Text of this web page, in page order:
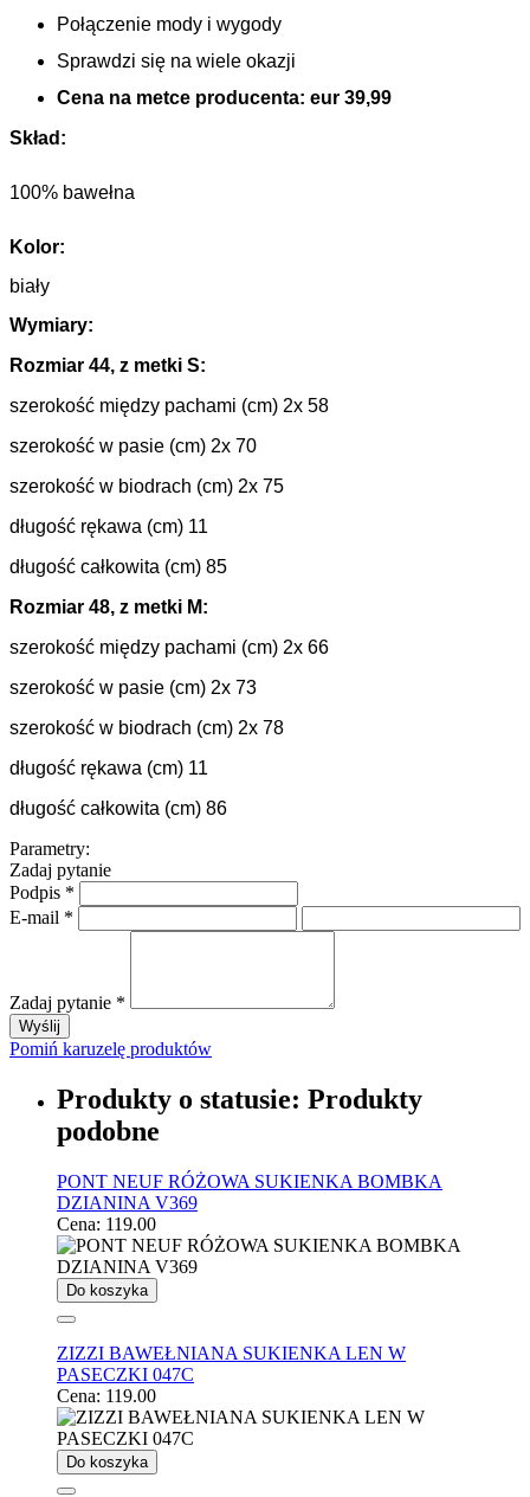
Połączenie mody i wygody
Sprawdzi się na wiele okazji
Cena na metce producenta: eur 39,99
Skład :
100% bawełna
Kolor:
biały
Wymiary:
Rozmiar 44, z metki S:
szerokość między pachami (cm) 2x 58
szerokość w pasie (cm) 2x 70
szerokość w biodrach (cm) 2x 75
długość rękawa (cm) 11
długość całkowita (cm) 85
Rozmiar 48, z metki M:
szerokość między pachami (cm) 2x 66
szerokość w pasie (cm) 2x 73
szerokość w biodrach (cm) 2x 78
długość rękawa (cm) 11
długość całkowita (cm) 86
Parametry:
Zadaj pytanie
Podpis *
E-mail *
Zadaj pytanie *
Wyślij
Pomiń karuzelę produktów
Produkty o statusie: Produkty
podobne
PONT NEUF RÓŻOWA SUKIENKA BOMBKA
DZIANINA V369
Cena: 119.00
Do koszyka
ZIZZI BAWEŁNIANA SUKIENKA LEN W
PASECZKI 047C
Cena: 119.00
Do koszyka